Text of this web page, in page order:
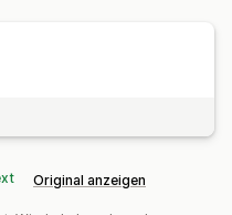
Original anzeigen